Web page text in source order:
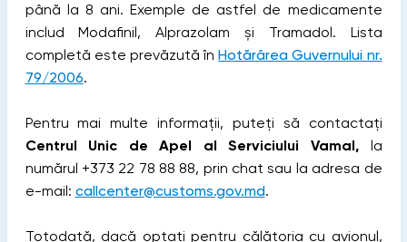
până la 8 ani. Exemple de astfel de medicamente
includ Modafinil, Alprazolam și Tramadol. Lista
completă este prevăzută înHotărârea Guvernului nr.
79/2006.
Pentru mai multe informații, puteți să contactați
Centrul Unic de Apel al Serviciului Vamal,la
numărul +373 22 78 88 88, prin chat sau la adresa de
e-mail: callcenter@customs.gov.md.
Totodată, dacă optați pentru călătoria cu avionul,